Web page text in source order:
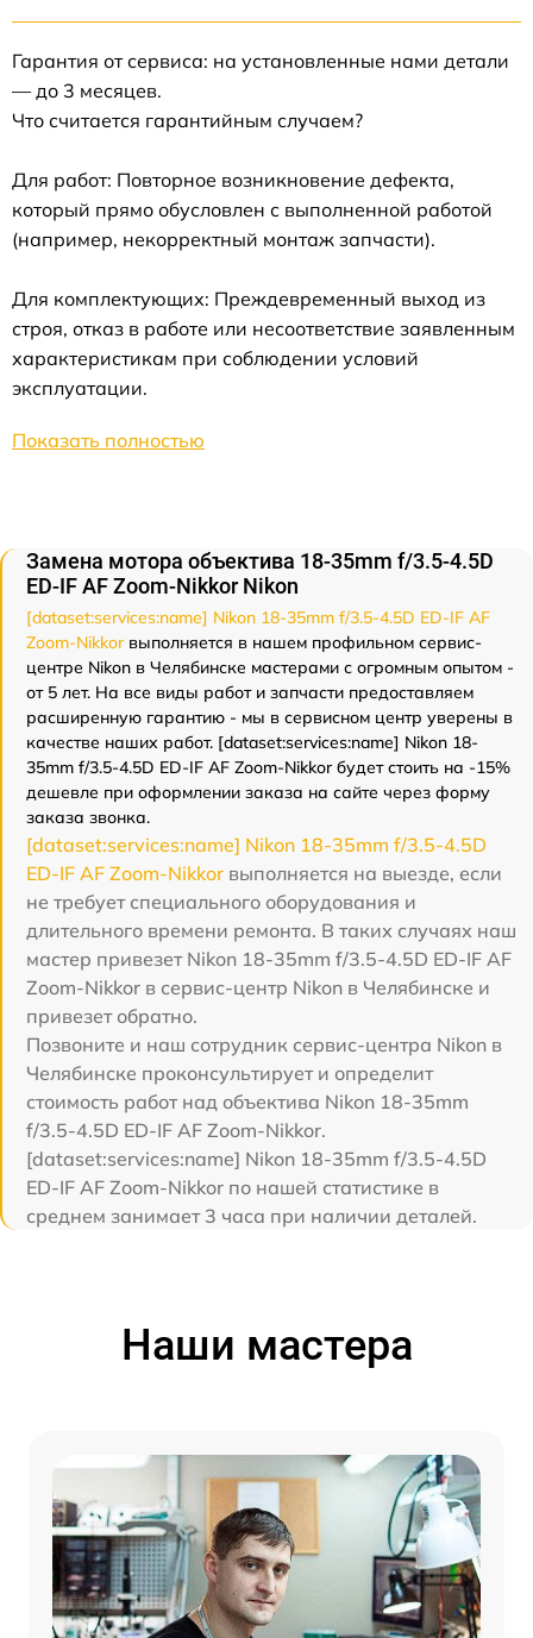
Гарантия от сервиса: на установленные нами детали
— до 3 месяцев.
Что считается гарантийным случаем?
Для работ: Повторное возникновение дефекта,
который прямо обусловлен с выполненной работой
(например, некорректный монтаж запчасти).
Для комплектующих: Преждевременный выход из
строя, отказ в работе или несоответствие заявленным
характеристикам при соблюдении условий
эксплуатации.
Показать полностью
Замена мотора объектива 18-35mm f/3.5-4.5D
ED-IF AF Zoom-Nikkor Nikon
[dataset:services:name] Nikon 18-35mm f/3.5-4.5D ED-IF AF
Zoom-Nikkorвыполняется в нашем профильном сервис-
центре Nikon в Челябинске мастерами с огромным опытом -
от 5 лет. На все виды работ и запчасти предоставляем
расширенную гарантию - мы в сервисном центр уверены в
качестве наших работ. [dataset:services:name] Nikon 18-
35mm f/3.5-4.5D ED-IF AF Zoom-Nikkor будет стоить на -15%
дешевле при оформлении заказа на сайте через форму
заказа звонка.
[dataset:services:name] Nikon 18-35mm f/3.5-4.5D
ED-IF AF Zoom-Nikkor выполняется на выезде, если
не требует специального оборудования и
длительного времени ремонта. В таких случаях наш
мастер привезет Nikon 18-35mm f/3.5-4.5D ED-IF AF
Zoom-Nikkor в сервис-центр Nikon в Челябинске и
привезет обратно.
Позвоните и наш сотрудник сервис-центра Nikon в
Челябинске проконсультирует и определит
стоимость работ над объектива Nikon 18-35mm
f/3.5-4.5D ED-IF AF Zoom-Nikkor.
[dataset:services:name] Nikon 18-35mm f/3.5-4.5D
ED-IF AF Zoom-Nikkor по нашей статистике в
среднем занимает 3 часа при наличии деталей.
Наши мастера